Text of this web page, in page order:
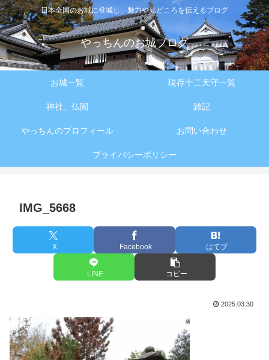
日本全国のお城に登城し、魅力や見どころを伝えるブログ
やっちんのお城ブログ
お城一覧 現存十二天守一覧
神社、仏閣 雑記
やっちんのプロフィール お問い合わせ
プライバシーポリシー
IMG_5668
X Facebook はてブ
LINE コピー
2025.03.30